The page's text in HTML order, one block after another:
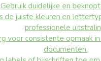
Gebruik duidelijke en
de juiste kleuren en
professionele
voor consistente opmaak
documenten.